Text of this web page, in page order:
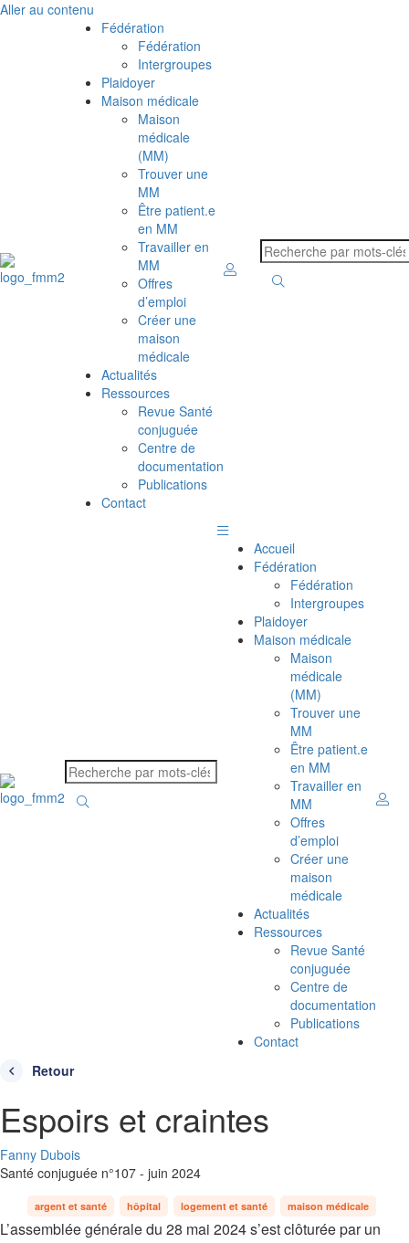
Aller au contenu
Fédération
Fédération
Intergroupes
Plaidoyer
Maison médicale
Maison
médicale
(MM)
Trouver une
MM
Être patient.e
en MM
Travailler en
MM
Offres
d’emploi
Créer une
maison
médicale
Actualités
Ressources
Revue Santé
conjuguée
Centre de
documentation
Publications
Contact
Accueil
Fédération
Fédération
Intergroupes
Plaidoyer
Maison médicale
Maison
médicale
(MM)
Trouver une
MM
Être patient.e
en MM
Travailler en
MM
Offres
d’emploi
Créer une
maison
médicale
Actualités
Ressources
Revue Santé
conjuguée
Centre de
documentation
Publications
Contact
Retour
Espoirs et craintes
Fanny Dubois
Santé conjuguée n°107 - juin 2024
argent et santé hôpital logement et santé maison médicale
L’assemblée générale du 28 mai 2024 s’est clôturée par un